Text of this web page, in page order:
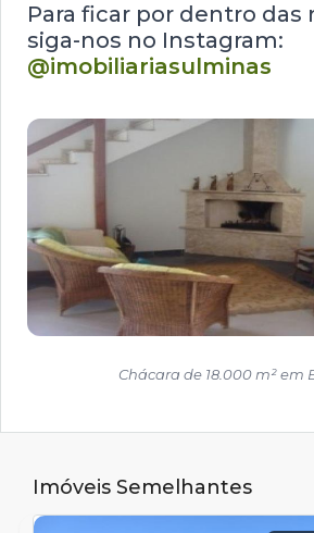
Para ficar por dentro das
siga-nos no Instagram:
@imobiliariasulminas
Chácara de 18.000 m² em
Imóveis Semelhantes